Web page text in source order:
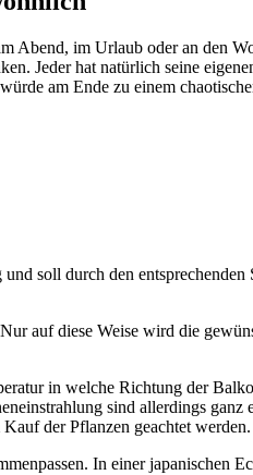
im Urlaub oder an den
Jeder hat natürlich seine
am Ende zu einem
soll durch den
auf diese Weise wird die
in welche Richtung der
sind allerdings
der Pflanzen geachtet werden.
In einer japanischen